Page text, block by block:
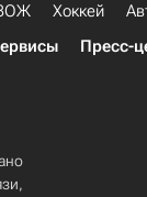
Хоккей
Пресс-